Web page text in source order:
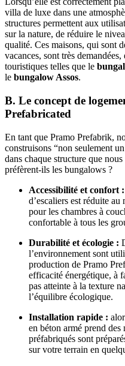
villa de luxe dans une
structures permettent aux
sur la nature, de réduire le
qualité. Ces maisons, qui sont
vacances, sont très
touristiques telles que le
le bungalow Assos.
B. Le concept de
Prefabricated
En tant que Pramo Prefabrik,
construisons “non seulement
dans chaque structure que
préfèrent-ils les bungalows ?
Accessibilité et confort :
d’escaliers est réduite
pour les chambres à
confortable à tous les
Durabilité et écologie :
l’environnement sont
production de Pramo
efficacité énergétique, à
pas atteinte à la texture
l’équilibre écologique.
Installation rapide :
en béton armé prend
préfabriqués sont
sur votre terrain en